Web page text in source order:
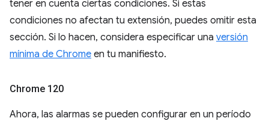
tener en cuenta ciertas condiciones. Si estas
condiciones no afectan tu extensión, puedes omitir esta
sección. Si lo hacen, considera especificar una versión
mínima de Chrome en tu manifiesto.
Chrome 120
Ahora, las alarmas se pueden configurar en un período